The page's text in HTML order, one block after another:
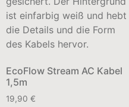
EcoFlow Stream AC Kabel
1,5m
19,90 €